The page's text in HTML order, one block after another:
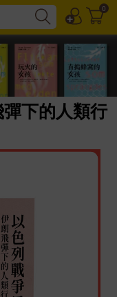
0
下的人類行